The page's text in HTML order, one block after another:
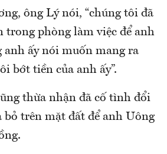
ông Lý nói, “chúng tôi đã
trong phòng làm việc để anh
anh ấy nói muốn mang ra
bớt tiền của anh ấy”.
thừa nhận đã cố tình đổi
bỏ trên mặt đất để anh Uông